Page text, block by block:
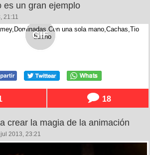
es un gran ejemplo
21:11
18
crear la magia de la animación
2013, 23:21